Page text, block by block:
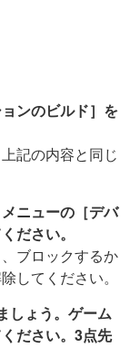
ンのビルド］を
記の内容と同じ
ニューの［デバ
ださい。
ブロックするか
してください。
しょう。ゲーム
ださい。3点先